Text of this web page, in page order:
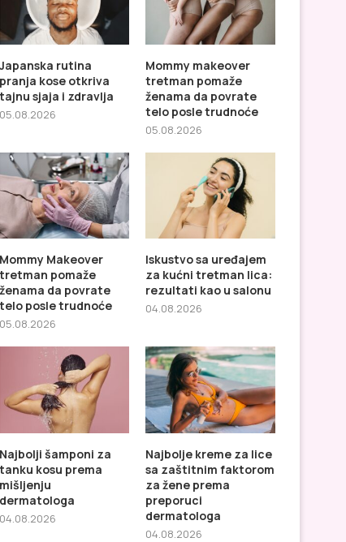
Japanska rutina
pranja kose otkriva
tajnu sjaja i zdravlja
05.08.2026
Mommy makeover
tretman pomaže
ženama da povrate
telo posle trudnoće
05.08.2026
Mommy Makeover
tretman pomaže
ženama da povrate
telo posle trudnoće
05.08.2026
Iskustvo sa uređajem
za kućni tretman lica:
rezultati kao u salonu
04.08.2026
Najbolji šamponi za
tanku kosu prema
mišljenju
dermatologa
04.08.2026
Najbolje kreme za lice
sa zaštitnim faktorom
za žene prema
preporuci
dermatologa
04.08.2026